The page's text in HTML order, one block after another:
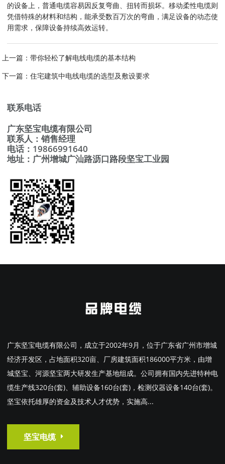
的设备上，普通电缆容易因反复弯曲、扭转而损坏。移动柔性电缆则
凭借特殊的材料和结构，能承受数百万次的弯曲，满足设备的动态使
用需求，保障设备持续高效运转。
上一篇： 带你轻松了解电线电缆的基本结构
下一篇： 住宅建筑中电线电缆的选型及敷设要求
联系电话
广东坚宝电缆有限公司
联系人：销售经理
电话：19866991640
地址：广州增城广汕路沥口路段坚宝工业园
广东坚宝电缆有限公司，成立于2002年9月，位于广东省广州市增城
经济开发区，占地面积320亩、厂房建筑面积186000平方米，由增
城坚宝、河源坚宝两大研发生产基地组成。公司拥有国内先进特种电
缆生产线320台(套)、辅助设备160台(套)，检测仪器设备140台(套)。
坚宝依托雄厚的资金及技术人才优势，实施高...
坚宝电缆